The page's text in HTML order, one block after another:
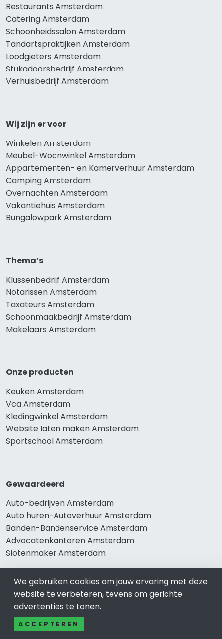
Restaurants Amsterdam
Catering Amsterdam
Schoonheidssalon Amsterdam
Tandartspraktijken Amsterdam
Loodgieters Amsterdam
Stukadoorsbedrijf Amsterdam
Verhuisbedrijf Amsterdam
Wij zijn er voor
Winkelen Amsterdam
Meubel-Woonwinkel Amsterdam
Appartementen- en Kamerverhuur Amsterdam
Camping Amsterdam
Overnachten Amsterdam
Vakantiehuis Amsterdam
Bungalowpark Amsterdam
Thema’s
Klussenbedrijf Amsterdam
Notarissen Amsterdam
Taxateurs Amsterdam
Schoonmaakbedrijf Amsterdam
Makelaars Amsterdam
Onze producten
Keuken Amsterdam
Vca Amsterdam
Kledingwinkel Amsterdam
Website laten maken Amsterdam
Sportschool Amsterdam
Gewaardeerd
Auto-bedrijven Amsterdam
Auto huren-Autoverhuur Amsterdam
Banden-Bandenservice Amsterdam
Advocatenkantoren Amsterdam
Slotenmaker Amsterdam
Populair
Woningruil Amsterdam
Prive Spa-Sauna Amsterdam
We gebruiken cookies om jouw ervaring met deze
website te verbeteren, tevens om gerichte
advertenties te tonen.
ACCEPTEREN